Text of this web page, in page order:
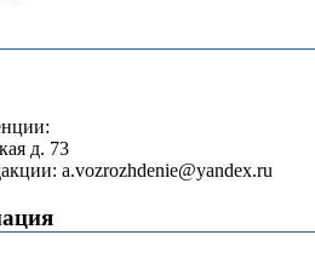
д. 73
a.vozrozhdenie@yandex.ru